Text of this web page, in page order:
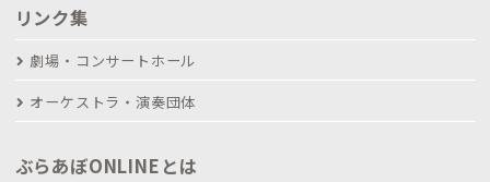
リンク集
劇場・コンサートホール
オーケストラ・演奏団体
ぶらあぼONLINEとは